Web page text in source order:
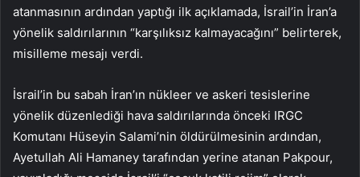
atanmasının ardından yaptığı ilk açıklamada, İsrail’in İran’a
yönelik saldırılarının “karşılıksız kalmayacağını” belirterek,
misilleme mesajı verdi.
İsrail’in bu sabah İran’ın nükleer ve askeri tesislerine
yönelik düzenlediği hava saldırılarında önceki IRGC
Komutanı Hüseyin Salami’nin öldürülmesinin ardından,
Ayetullah Ali Hamaney tarafından yerine atanan Pakpour,